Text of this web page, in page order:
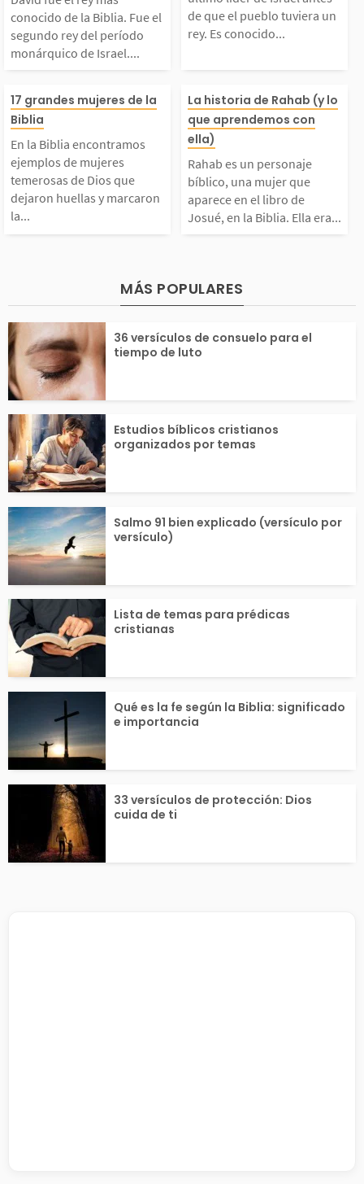
con Judá para...s de nuestras
es y...
el segundo rey de
monárquico
Israel. Reinó en el
de 1055 a 101
a.C. Su reinado estu
conocido de la Biblia. Fue el
segundo rey del período
monárquico de Israel....
el antes de
blo tuviera un
conocido
mo de los
rimero de los
s....
de que el pueblo tuviera un
rey. Es conocido...
la Biblia encontra
ejemplos de muje
temerosas de Dios
dejaron huellas y
la diferenci
en su momento. Ella
actuaron conforme a
17 grandes mujeres de la
Biblia
En la Biblia encontramos
ejemplos de mujeres
temerosas de Dios que
dejaron huellas y marcaron
la...
Rahab es un
e bíblico, una
ue aparece en
de Josué, en
a que vivía en
una ciudad
a...
La historia de Rahab (y lo
que aprendemos con
ella)
Rahab es un personaje
bíblico, una mujer que
aparece en el libro de
Josué, en la Biblia. Ella era...
MÁS POPULARES
36 versículos de consuelo para el
tiempo de luto
Estudios bíblicos cristianos
organizados por temas
Salmo 91 bien explicado (versículo por
versículo)
Lista de temas para prédicas
cristianas
Qué es la fe según la Biblia: significado
e importancia
33 versículos de protección: Dios
cuida de ti